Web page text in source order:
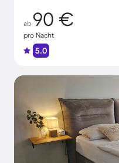
ab 90 €
pro Nacht
5.0